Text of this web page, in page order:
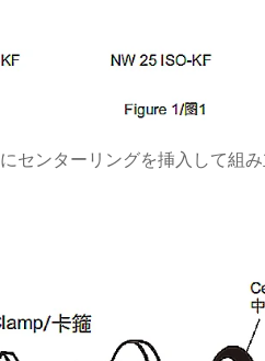
センターリングを挿入して組